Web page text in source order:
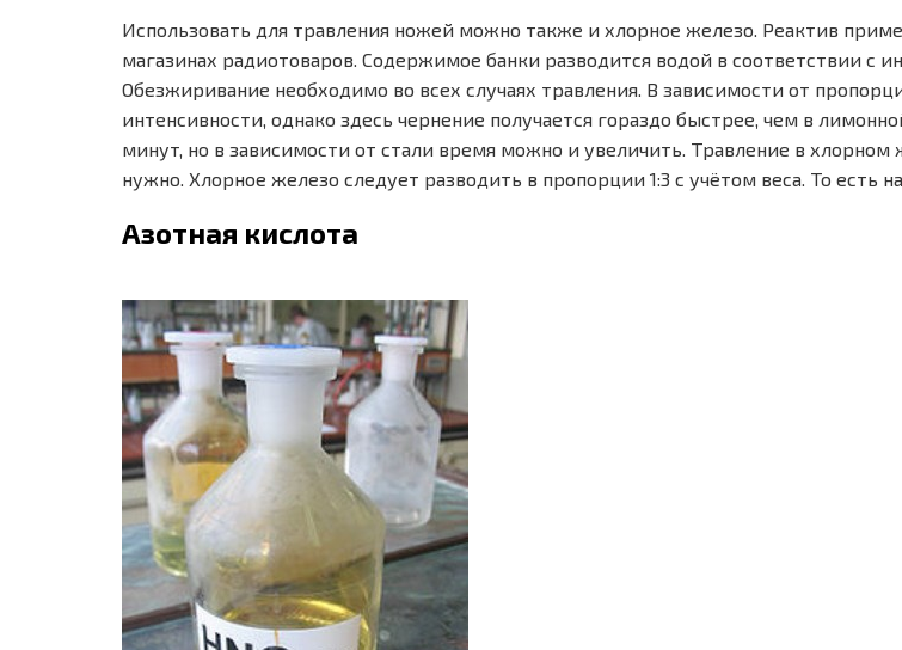
Использовать для травления ножей можно также и хлорное железо. Реактив
магазинах радиотоваров. Содержимое банки разводится водой в соответствии с
Обезжиривание необходимо во всех случаях травления. В зависимости от
интенсивности, однако здесь чернение получается гораздо быстрее, чем в
минут, но в зависимости от стали время можно и увеличить. Травление в
нужно. Хлорное железо следует разводить в пропорции 1:3 с учётом веса. То есть
Азотная кислота